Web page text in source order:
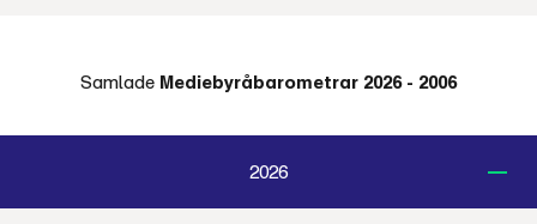
Samlade Mediebyråbarometrar 2026 - 2006
2026